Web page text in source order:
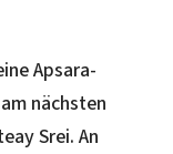
Apsara-
nächsten
Srei. An